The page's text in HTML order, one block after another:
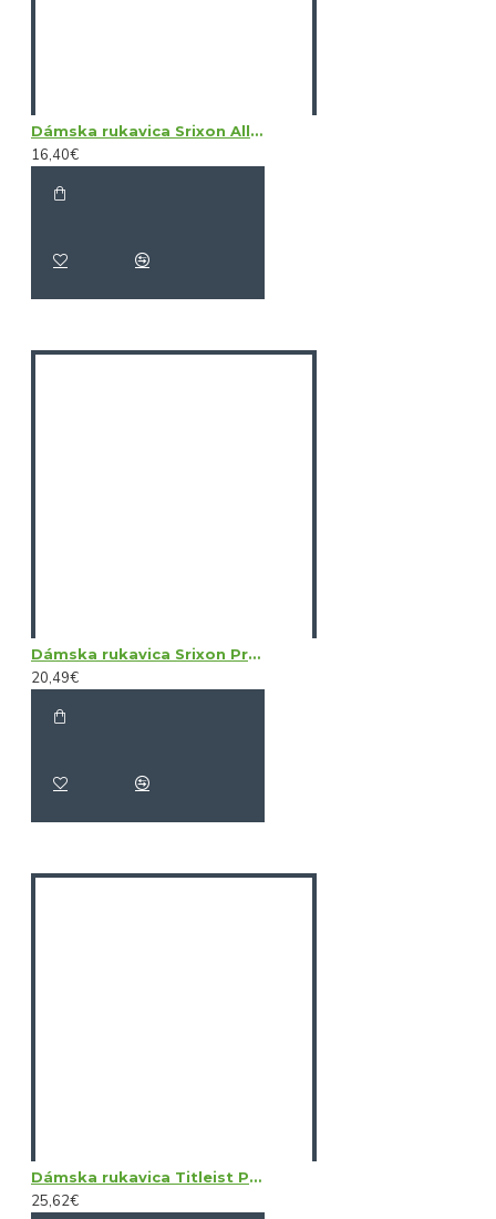
Dámska rukavica Srixon All Weather Micro Fibre Left Hand
16,40€
Dámska rukavica Srixon Premium Cabretta Left Hand
20,49€
Dámska rukavica Titleist Perma Soft LH
25,62€